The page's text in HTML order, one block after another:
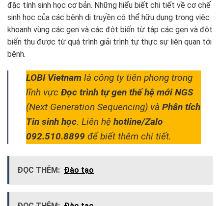
đặc tính sinh học cơ bản. Những hiểu biết chi tiết về cơ chế
sinh học của các bệnh di truyền có thể hữu dụng trong việc
khoanh vùng các gen và các đột biến từ tập các gen và đột
biến thu được từ quá trình giải trình tự thực sự liên quan tới
bệnh.
LOBI Vietnam là công ty tiên phong trong
lĩnh vực Đọc trình tự gen thế hệ mới NGS
(Next Generation Sequencing) và Phân tích
Tin sinh học. Liên hệ hotline/Zalo
092.510.8899 để biết thêm chi tiết.
ĐỌC THÊM: Đào tạo